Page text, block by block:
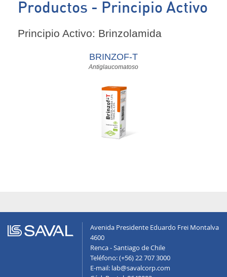
Productos - Principio Activo
Principio Activo: Brinzolamida
BRINZOF-T
Antiglaucomatoso
Avenida Presidente Eduardo Frei Montalva
4600
Renca - Santiago de Chile
Teléfono: (+56) 22 707 3000
E-mail: lab@savalcorp.com